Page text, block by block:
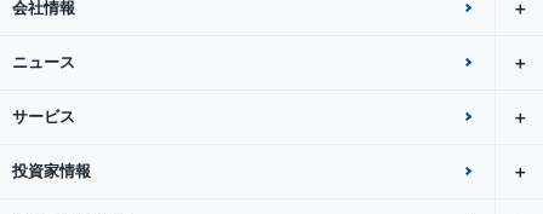
会社情報
ニュース
サービス
投資家情報